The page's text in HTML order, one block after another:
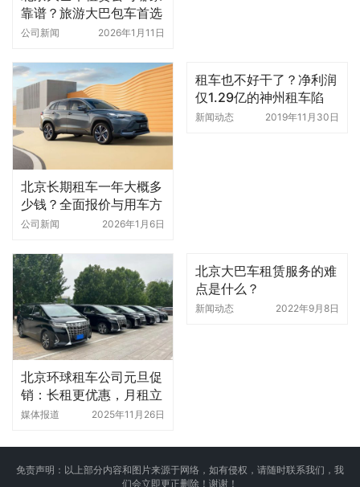
靠谱？旅游大巴包车首选
北京环球租车公司
公司新闻 2026年1月11日
北京长期租车一年大概多
少钱？全面报价与用车方
案解析｜北京环球租车公
公司新闻 2026年1月6日
租车也不好干了？净利润
仅1.29亿的神州租车陷
“增收不增利”
新闻动态 2019年11月30日
北京环球租车公司元旦促
销：长租更优惠，月租立
减500元
媒体报道 2025年11月26日
北京大巴车租赁服务的难
点是什么？
新闻动态 2022年9月8日
免责声明：以上部分内容和图片来源于网络，如有侵权，请随时联系我们，我
们会立即更正删除！谢谢！